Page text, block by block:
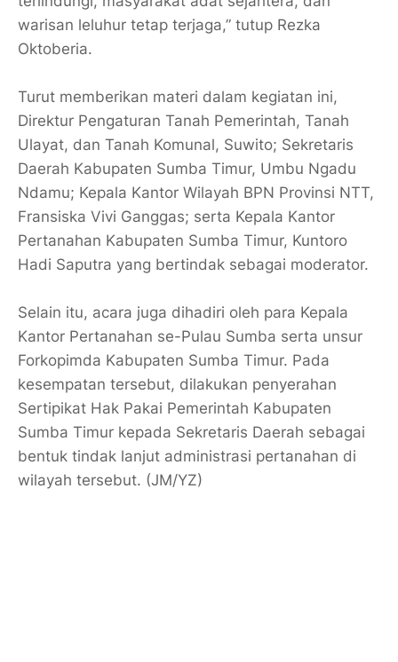
warisan leluhur tetap terjaga,” tutup Rezka
Oktoberia.
Turut memberikan materi dalam kegiatan ini,
Direktur Pengaturan Tanah Pemerintah, Tanah
Ulayat, dan Tanah Komunal, Suwito; Sekretaris
Daerah Kabupaten Sumba Timur, Umbu Ngadu
Ndamu; Kepala Kantor Wilayah BPN Provinsi NTT,
Fransiska Vivi Ganggas; serta Kepala Kantor
Pertanahan Kabupaten Sumba Timur, Kuntoro
Hadi Saputra yang bertindak sebagai moderator.
Selain itu, acara juga dihadiri oleh para Kepala
Kantor Pertanahan se-Pulau Sumba serta unsur
Forkopimda Kabupaten Sumba Timur. Pada
kesempatan tersebut, dilakukan penyerahan
Sertipikat Hak Pakai Pemerintah Kabupaten
Sumba Timur kepada Sekretaris Daerah sebagai
bentuk tindak lanjut administrasi pertanahan di
wilayah tersebut. (JM/YZ)